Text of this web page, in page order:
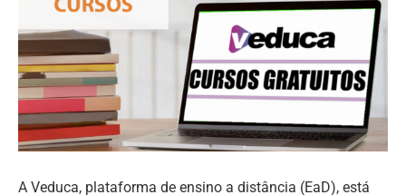
A Veduca, plataforma de ensino a distância (EaD), está